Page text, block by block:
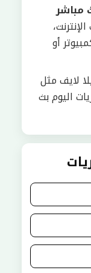
مباشر
أو
لايف مثل
اليوم بث